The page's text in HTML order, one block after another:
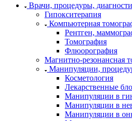
Врачи, процедуры,
Гипокситерапия
Компьютерная
Рентген,
Томография
Флюорография
Магнитно-резонансная
Манипуляции,
Косметология
Лекарственные
Манипуляции в
Манипуляции в
Манипуляции в